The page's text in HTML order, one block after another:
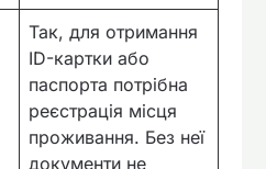
Так, для отримання
ID-картки або
паспорта потрібна
реєстрація місця
проживання. Без неї
документи не